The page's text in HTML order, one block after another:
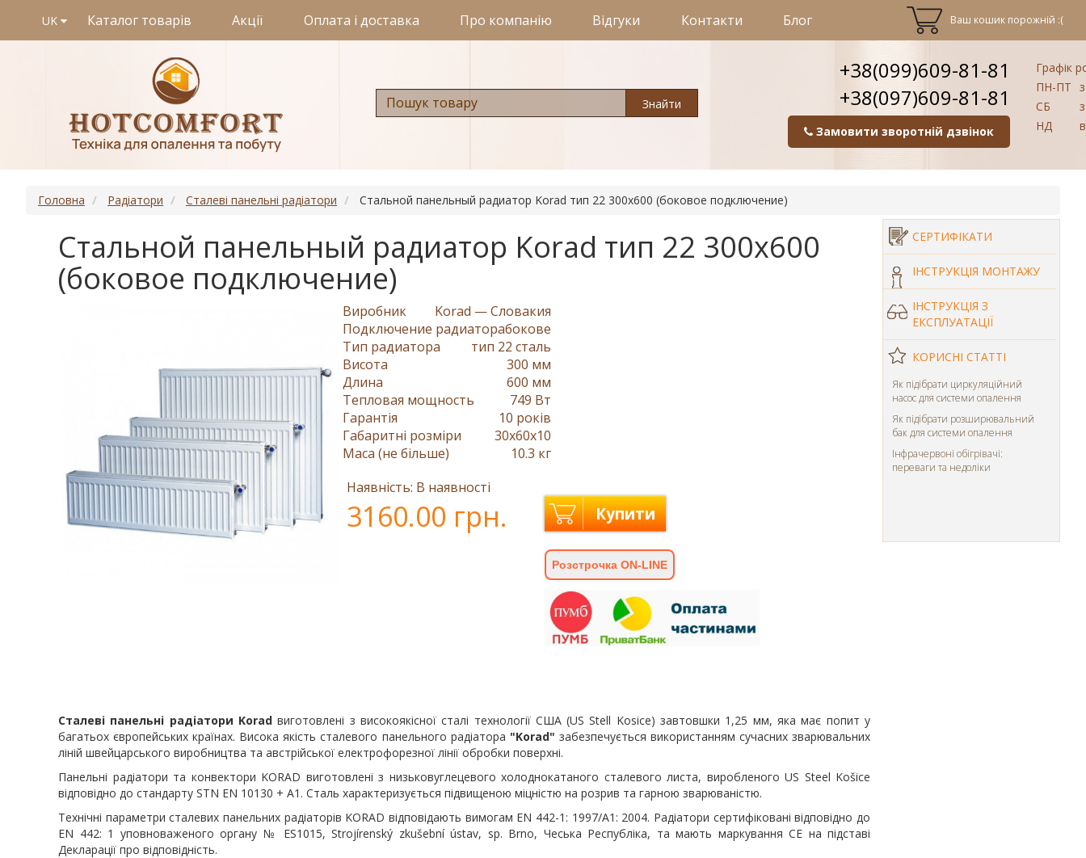
UK Каталог товарів Акції Оплата і доставка Про компанію Відгуки Контакти Блог Ваш кошик порожній :(
Знайти
+38(099)609-81-81
+38(097)609-81-81
Замовити зворотній дзвінок
Графік
ПН-ПТ
СБ
НД
Головна Радіатори Сталеві панельні радіатори Стальной панельный радиатор Korad тип 22 300х600 (боковое подключение)
Стальной панельный радиатор Korad тип 22 300х600
(боковое подключение)
Виробник
Korad — Словакия
Подключение радиаторабокове
Тип радиатора
тип 22 сталь
Висота
300 мм
Длина
600 мм
Тепловая мощность
749 Вт
Гарантія
10 років
Габаритні розміри
30x60x10
Маса (не більше)
10.3 кг
Наявність: В наявності
3160.00 грн. Купити
Розстрочка ON-LINE
СЕРТИФІКАТИ
ІНСТРУКЦІЯ МОНТАЖУ
ІНСТРУКЦІЯ З
ЕКСПЛУАТАЦІЇ
КОРИСНІ СТАТТІ
Як підібрати циркуляційний
насос для системи опалення
Як підібрати розширювальний
бак для системи опалення
Інфрачервоні обігрівачі:
переваги та недоліки
Сталеві панельні радіатори Koradвиготовлені з високоякісної сталі технології США (US Stell Kosice) завтовшки 1,25 мм, яка має попит у
багатьох європейських країнах. Висока якість сталевого панельного радіатора "Korad" забезпечується використанням сучасних зварювальних
ліній швейцарського виробництва та австрійської електрофорезної лінії обробки поверхні.
Панельні радіатори та конвектори KORAD виготовлені з низьковуглецевого холоднокатаного сталевого листа, виробленого US Steel Košice
відповідно до стандарту STN EN 10130 + A1. Сталь характеризується підвищеною міцністю на розрив та гарною зварюваністю.
Технічні параметри сталевих панельних радіаторів KORAD відповідають вимогам EN 442-1: 1997/A1: 2004. Радіатори сертифіковані відповідно до
EN 442: 1 уповноваженого органу № ES1015, Strojírenský zkušební ústav, sp. Brno, Чеська Республіка, та мають маркування CE на підставі
Декларації про відповідність.